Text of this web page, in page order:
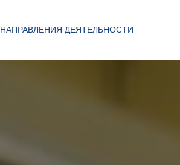
НАПРАВЛЕНИЯ ДЕЯТЕЛЬНОСТИ